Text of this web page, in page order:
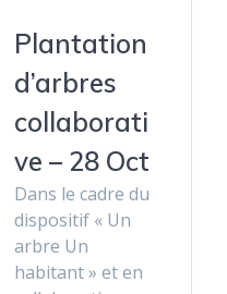
Plantation
d’arbres
collaborati
ve – 28 Oct
Dans le cadre du
dispositif « Un
arbre Un
habitant » et en